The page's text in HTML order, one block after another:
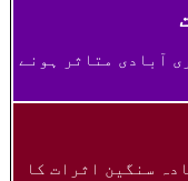
آبادی متاثر ہونے
سنگین اثرات کا